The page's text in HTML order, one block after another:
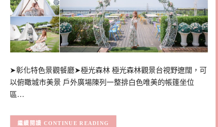
➤彰化特色景觀餐廳➤極光森林 極光森林觀景台視野遼闊，可
以俯瞰城市美景 戶外廣場陳列一整排白色唯美的帳篷坐位
區…
CONTINUE READING